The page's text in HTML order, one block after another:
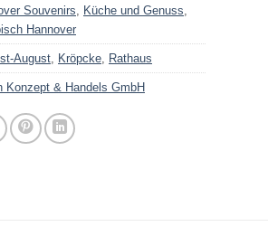
Souvenirs Küche und Genuss
Hannover
August Kröpcke Rathaus
Konzept & Handels GmbH